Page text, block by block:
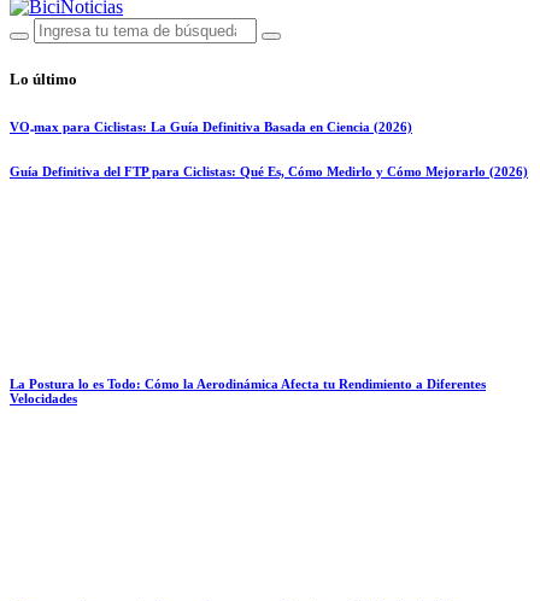
Lo último
VO₂max para Ciclistas: La Guía Definitiva Basada en Ciencia (2026)
Guía Definitiva del FTP para Ciclistas: Qué Es, Cómo Medirlo y Cómo Mejorarlo (2026)
La Postura lo es Todo: Cómo la Aerodinámica Afecta tu Rendimiento a Diferentes
Velocidades